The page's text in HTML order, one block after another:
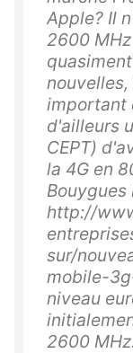
Apple? Il
2600
important
d'ailleurs
CEPT)
la 4G en
Bouygues
http://
sur/
mobile-
niveau
2600 MHz.